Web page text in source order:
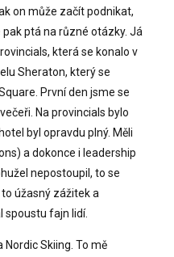
on může začít podnikat,
ptá na různé otázky. Já
která se konalo v
Sheraton, který se
První den jsme se
Na provincials bylo
byl opravdu plný. Měli
a dokonce i leadership
nepostoupil, to se
úžasný zážitek a
spoustu fajn lidí.
Skiing. To mě